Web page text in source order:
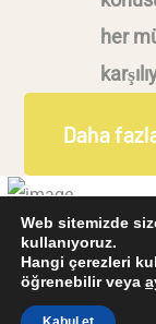
her
Daha
Web sitemizde
kullanıyoruz.
Hangi çerezleri
öğrenebilir veya